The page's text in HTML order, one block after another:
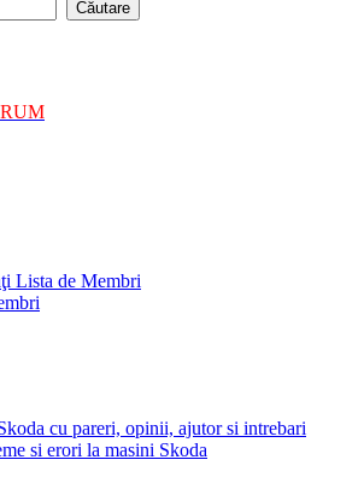
Lista de Membri
cu pareri, opinii, ajutor si intrebari
si erori la masini Skoda